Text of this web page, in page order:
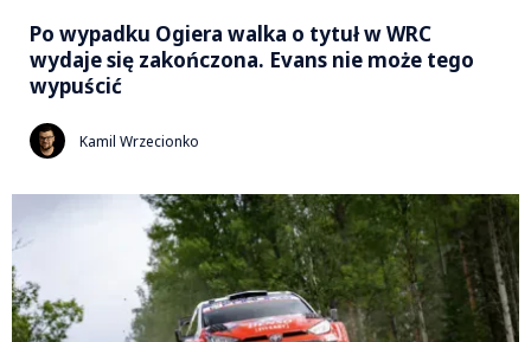
Po wypadku Ogiera walka o tytuł w WRC
wydaje się zakończona. Evans nie może tego
wypuścić
Kamil Wrzecionko